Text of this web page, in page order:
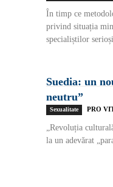
În timp ce
privind situația
specialiștilor
Suedia: un
neutru”
Sexualitate PRO
„Revoluția
la un adevărat